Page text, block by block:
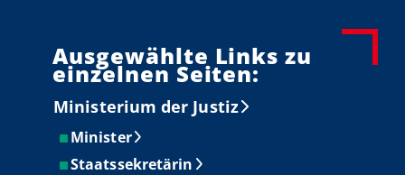
Ausgewählte Links zu
einzelnen Seiten:
Ministerium der Justiz
Minister
Staatssekretärin